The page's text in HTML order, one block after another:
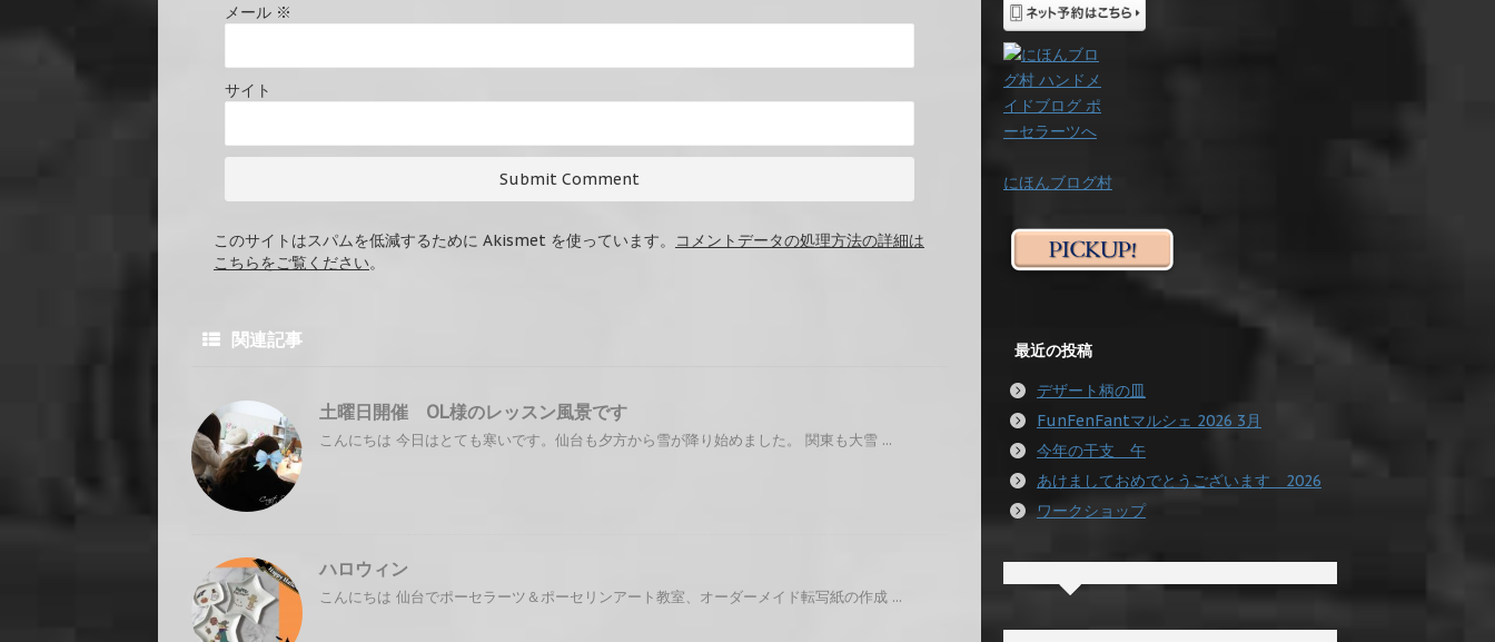
メール ※
サイト
このサイトはスパムを低減するために Akismet を使っています。
コメントデータの処理方法の詳細は
こちらをご覧ください。
関連記事
土曜日開催 OL様のレッスン風景です
こんにちは 今日はとても寒いです。仙台も夕方から雪が降り始めました。 関東も大雪 ...
ハロウィン
こんにちは 仙台でポーセラーツ＆ポーセリンアート教室、オーダーメイド転写紙の作成 ...
にほんブログ村
最近の投稿
デザート柄の皿
FunFenFantマルシェ 2026 3月
今年の干支 午
あけましておめでとうございます 2026
ワークショップ